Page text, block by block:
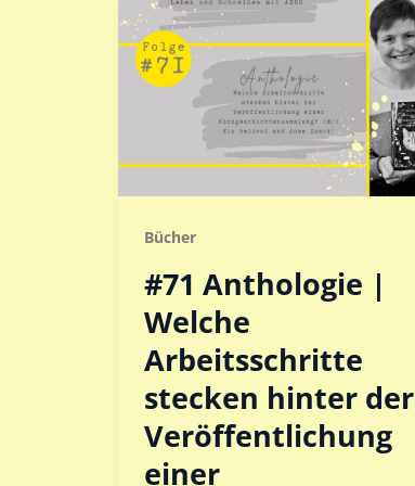
Bücher
#71 Anthologie |
Welche
Arbeitsschritte
stecken hinter der
Veröffentlichung
einer